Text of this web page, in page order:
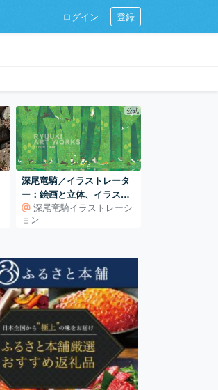
ログイン 登録
公式
深尾竜騎／イラストレータ
ー：絵画と立体、イラスト
レーションの世界
深尾竜騎イラストレーシ
ョン